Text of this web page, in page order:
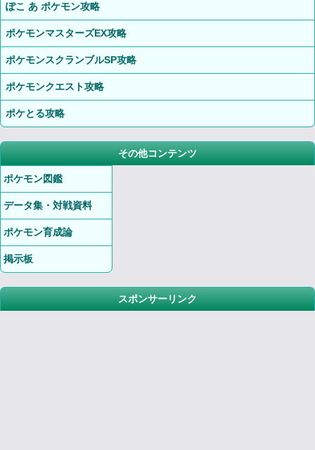
ぽこ あ ポケモン攻略
ポケモンマスターズEX攻略
ポケモンスクランブルSP攻略
ポケモンクエスト攻略
ポケとる攻略
その他コンテンツ
ポケモン図鑑
データ集・対戦資料
ポケモン育成論
掲示板
スポンサーリンク